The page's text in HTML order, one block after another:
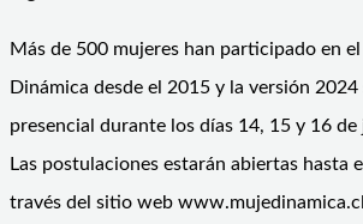
Más de 500 mujeres han participado en
Dinámica desde el 2015 y la versión 2024
presencial durante los días 14, 15 y 16 de
Las postulaciones estarán abiertas hasta
través del sitio web www.mujedinamica.cl